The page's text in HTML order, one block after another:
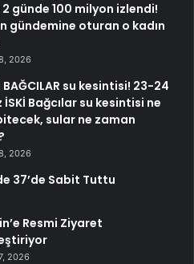
günde 100 milyon izlendi!
gündemine oturan o kadın
2026
su kesintisi! 23-24
İSKİ Bağcılar su kesintisi ne
sular ne zaman
2026
37’de Sabit Tuttu
Resmi Ziyaret
2026